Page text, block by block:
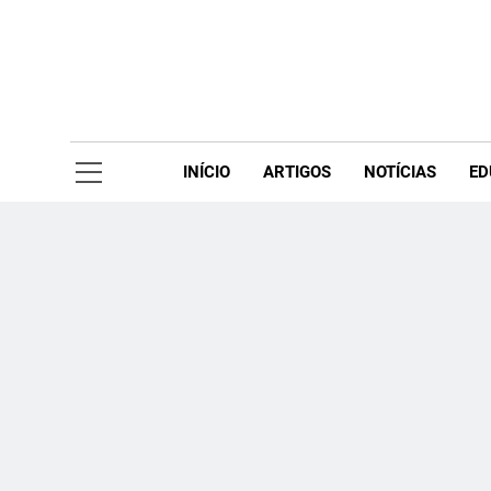
INÍCIO ARTIGOS NOTÍCIAS